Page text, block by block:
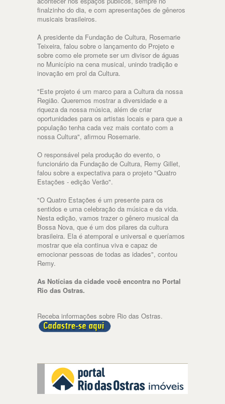
finalzinho do dia, e com apresentações de gêneros
musicais brasileiros.
A presidente da Fundação de Cultura, Rosemarie
Teixeira, falou sobre o lançamento do Projeto e
sobre como ele promete ser um divisor de águas
no Município na cena musical, unindo tradição e
inovação em prol da Cultura.
"Este projeto é um marco para a Cultura da nossa
Região. Queremos mostrar a diversidade e a
riqueza da nossa música, além de criar
oportunidades para os artistas locais e para que a
população tenha cada vez mais contato com a
nossa Cultura", afirmou Rosemarie.
O responsável pela produção do evento, o
funcionário da Fundação de Cultura, Remy Gillet,
falou sobre a expectativa para o projeto "Quatro
Estações - edição Verão".
"O Quatro Estações é um presente para os
sentidos e uma celebração da música e da vida.
Nesta edição, vamos trazer o gênero musical da
Bossa Nova, que é um dos pilares da cultura
brasileira. Ela é atemporal e universal e queríamos
mostrar que ela continua viva e capaz de
emocionar pessoas de todas as idades", contou
Remy.
As Notícias da cidade você encontra no Portal
Rio das Ostras.
Receba informações sobre Rio das Ostras.